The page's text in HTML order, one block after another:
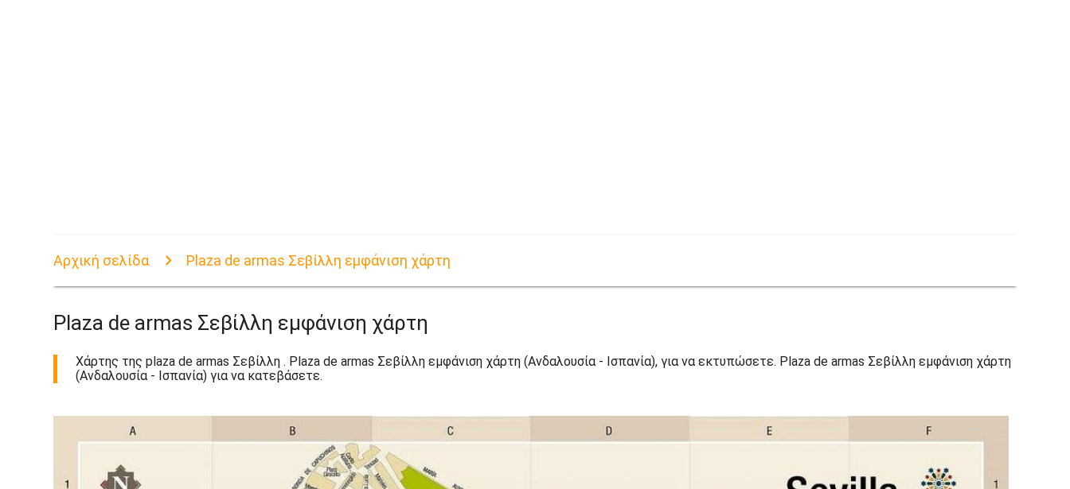
Αρχική σελίδα Plaza de armas Σεβίλλη εμφάνιση χάρτη
Plaza de armas Σεβίλλη εμφάνιση χάρτη
Χάρτης της plaza de armas Σεβίλλη . Plaza de armas Σεβίλλη εμφάνιση χάρτη (Ανδαλουσία - Ισπανία), για να εκτυπώσετε. Plaza de armas Σεβίλλη εμφάνιση χάρτη
(Ανδαλουσία - Ισπανία) για να κατεβάσετε.